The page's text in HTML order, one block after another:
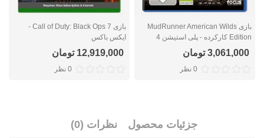
بازی MudRunner American Wilds
Edition کارکرده - پلی استیشن 4
3,061,000 تومان
0 نظر
بازی Call of Duty: Black Ops 7 -
ایکس باکس
12,919,000 تومان
0 نظر
جزئیات محصول نظرات (0)